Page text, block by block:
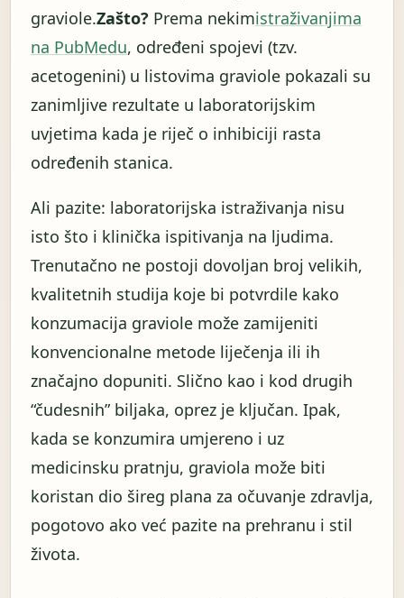
graviole.Zašto? Prema nekimistraživanjima
na PubMedu, određeni spojevi (tzv.
acetogenini) u listovima graviole pokazali su
zanimljive rezultate u laboratorijskim
uvjetima kada je riječ o inhibiciji rasta
određenih stanica.
Ali pazite: laboratorijska istraživanja nisu
isto što i klinička ispitivanja na ljudima.
Trenutačno ne postoji dovoljan broj velikih,
kvalitetnih studija koje bi potvrdile kako
konzumacija graviole može zamijeniti
konvencionalne metode liječenja ili ih
značajno dopuniti. Slično kao i kod drugih
“čudesnih” biljaka, oprez je ključan. Ipak,
kada se konzumira umjereno i uz
medicinsku pratnju, graviola može biti
koristan dio šireg plana za očuvanje zdravlja,
pogotovo ako već pazite na prehranu i stil
života.